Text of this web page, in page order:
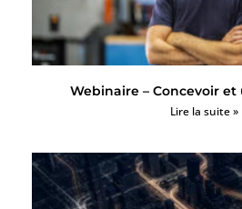
Webinaire – Concevoir et
Lire la suite »